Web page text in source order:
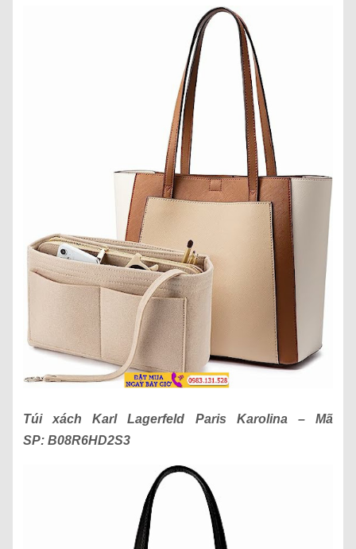
Túi xáchKarl Lagerfeld Paris Karolina– Mã
SP: B08R6HD2S3